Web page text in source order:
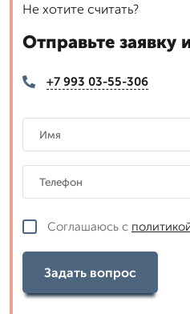
Не хотите считать?
Отправьте заявку
+7 993 03-55-306
Соглашаюсь с
Задать вопрос